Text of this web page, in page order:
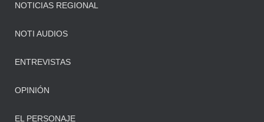
NOTICIAS REGIONAL
NOTI AUDIOS
ENTREVISTAS
OPINIÓN
EL PERSONAJE